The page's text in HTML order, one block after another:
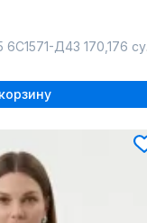
Д43 170,176 суровый+лавандовый